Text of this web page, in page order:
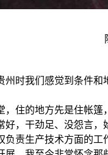
我们感觉到条件和
住的地方先是住帐篷
好，干劲足、没怨言
负责生产技术方面的